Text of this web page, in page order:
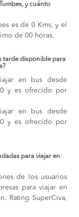
y cuánto
es de 0 Kms, y el
de 00 horas.
tarde disponible para
en bus desde
y es ofrecido por
en bus desde
y es ofrecido por
para viajar en
de los usuarios
para viajar en
Rating SuperCiva,